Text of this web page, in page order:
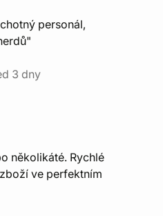
personál,
3 dny
několikáté. Rychlé
ve perfektním